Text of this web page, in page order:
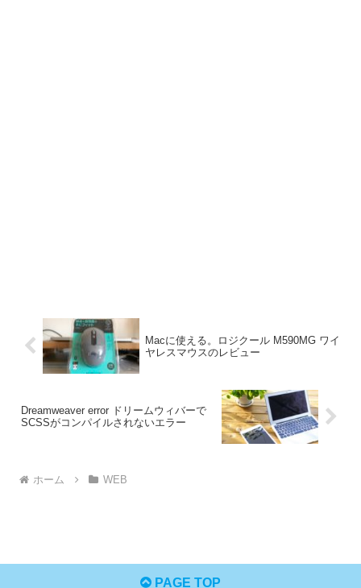
Macに使える。ロジクール M590MG ワイ
ヤレスマウスのレビュー
Dreamweaver error ドリームウィバーで
SCSSがコンパイルされないエラー
ホーム WEB
PAGE TOP